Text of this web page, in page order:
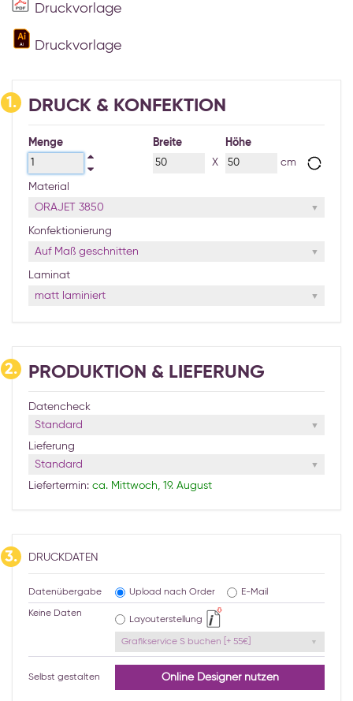
Druckvorlage
Druckvorlage
1. DRUCK & KONFEKTION
Menge
Breite
X
Höhe
cm
Material
ORAJET 3850
Konfektionierung
Auf Maß geschnitten
Laminat
matt laminiert
2. PRODUKTION & LIEFERUNG
Datencheck
Standard
Lieferung
Standard
Liefertermin: ca. Mittwoch, 19. August
3. DRUCKDATEN
Datenübergabe Upload nach Order E-Mail
Keine Daten
Layouterstellung
Grafikservice S buchen [+ 55€]
Selbst gestalten Online Designer nutzen